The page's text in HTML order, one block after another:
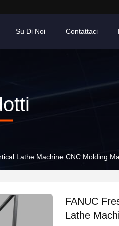
Su Di Noi Contattaci
Lathe Machine CNC Molding
FANUC
Lathe